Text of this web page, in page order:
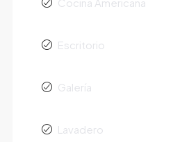
Cocina Americana
Escritorio
Galería
Lavadero